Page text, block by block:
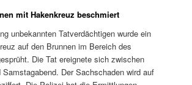
mit Hakenkreuz beschmiert
unbekannten Tatverdächtigen wurde ein
auf den Brunnen im Bereich des
Die Tat ereignete sich zwischen
Samstagabend. Der Sachschaden wird auf